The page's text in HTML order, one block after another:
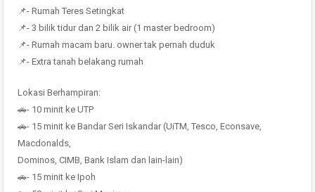
📌- Rumah Teres Setingkat
📌- 3 bilik tidur dan 2 bilik air (1 master bedroom)
📌- Rumah macam baru. owner tak pernah duduk
📌- Extra tanah belakang rumah
Lokasi Berhampiran:
🚗- 10 minit ke UTP
🚗- 15 minit ke Bandar Seri Iskandar (UiTM, Tesco, Econsave,
Macdonalds,
Dominos, CIMB, Bank Islam dan lain-lain)
🚗- 15 minit ke Ipoh